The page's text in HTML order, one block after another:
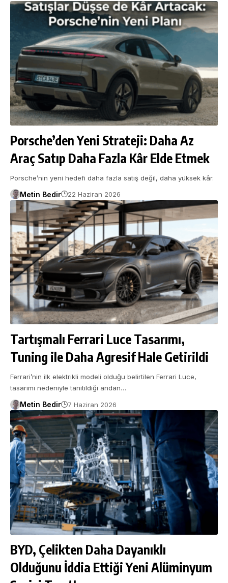
Porsche’den Yeni Strateji: Daha Az
Araç Satıp Daha Fazla Kâr Elde Etmek
Porsche’nin yeni hedefi daha fazla satış değil, daha yüksek kâr.
Metin Bedir 22 Haziran 2026
Tartışmalı Ferrari Luce Tasarımı,
Tuning ile Daha Agresif Hale Getirildi
Ferrari’nin ilk elektrikli modeli olduğu belirtilen Ferrari Luce,
tasarımı nedeniyle tanıtıldığı andan…
Metin Bedir 7 Haziran 2026
BYD, Çelikten Daha Dayanıklı
Olduğunu İddia Ettiği Yeni Alüminyum